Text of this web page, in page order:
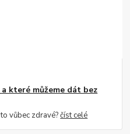
které můžeme dát bez
vůbec zdravé?číst celé